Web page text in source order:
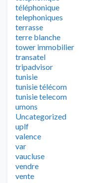
téléphonique
telephoniques
terrasse
terre blanche
tower immobilier
transatel
tripadvisor
tunisie
tunisie télécom
tunisie telecom
umons
Uncategorized
uplf
valence
var
vaucluse
vendre
vente